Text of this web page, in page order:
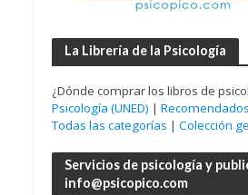
La Librería de la Psicología
¿Dónde comprar los libros de
Psicología (UNED) |
Todas las categorías | Colección
Servicios de psicología y
info@psicopico.com